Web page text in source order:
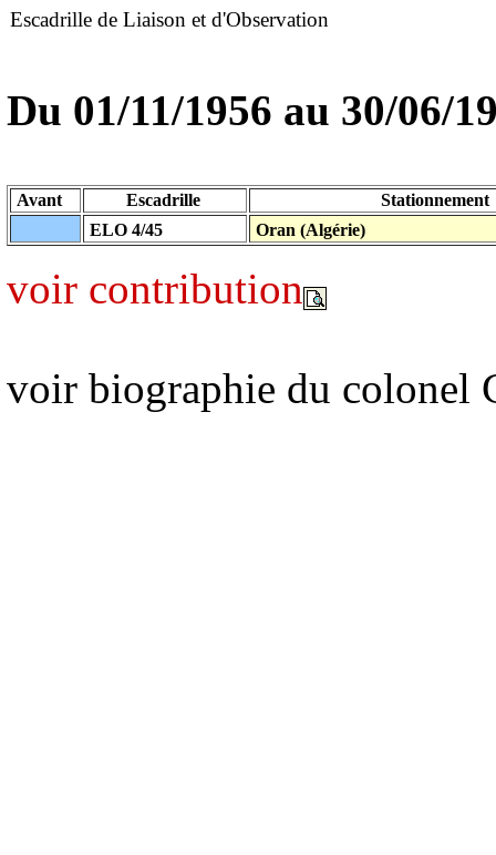
Escadrille de Liaison et d'Observation
Du 01/11/1956 au 30/06/
Avant Escadrille
Stationnement
ELO 4/45
Oran (Algérie)
voir contribution
voir biographie du colonel